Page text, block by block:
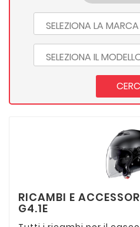
RICAMBI E
G4.1E